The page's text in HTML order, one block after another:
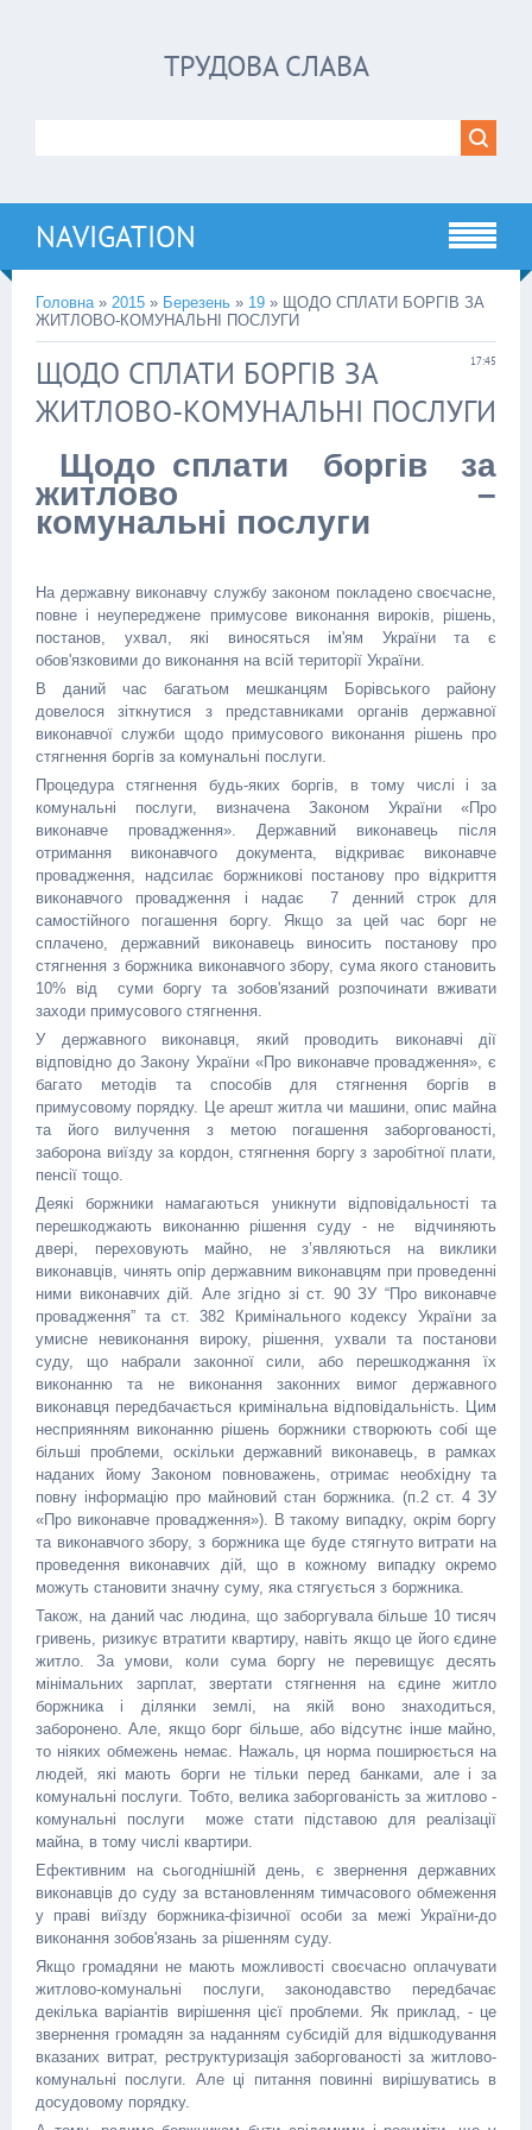
ТРУДОВА СЛАВА
NAVIGATION
Головна» 2015 » Березень » 19 » ЩОДО СПЛАТИ БОРГІВ ЗА
ЖИТЛОВО-КОМУНАЛЬНІ ПОСЛУГИ
17:45
ЩОДО СПЛАТИ БОРГІВ ЗА
ЖИТЛОВО-КОМУНАЛЬНІ ПОСЛУГИ
Щодо сплати боргів за
житлово –
комунальні послуги
На державну виконавчу службу законом покладено своєчасне,
повне і неупереджене примусове виконання вироків, рішень,
постанов, ухвал, які виносяться ім'ям України та є
обов'язковими до виконання на всій території України.
В даний час багатьом мешканцям Борівського району
довелося зіткнутися з представниками органів державної
виконавчої служби щодо примусового виконання рішень про
стягнення боргів за комунальні послуги.
Процедура стягнення будь-яких боргів, в тому числі і за
комунальні послуги, визначена Законом України «Про
виконавче провадження». Державний виконавець після
отримання виконавчого документа, відкриває виконавче
провадження, надсилає боржникові постанову про відкриття
виконавчого провадження і надає 7 денний строк для
самостійного погашення боргу. Якщо за цей час борг не
сплачено, державний виконавець виносить постанову про
стягнення з боржника виконавчого збору, сума якого становить
10% від суми боргу та зобов'язаний розпочинати вживати
заходи примусового стягнення.
У державного виконавця, який проводить виконавчі дії
відповідно до Закону України «Про виконавче провадження», є
багато методів та способів для стягнення боргів в
примусовому порядку. Це арешт житла чи машини, опис майна
та його вилучення з метою погашення заборгованості,
заборона виїзду за кордон, стягнення боргу з заробітної плати,
пенсії тощо.
Деякі боржники намагаються уникнути відповідальності та
перешкоджають виконанню рішення суду - не відчиняють
двері, переховують майно, не з’являються на виклики
виконавців, чинять опір державним виконавцям при проведенні
ними виконавчих дій. Але згідно зі ст. 90 ЗУ “Про виконавче
провадження” та ст. 382 Кримінального кодексу України за
умисне невиконання вироку, рішення, ухвали та постанови
суду, що набрали законної сили, або перешкоджання їх
виконанню та не виконання законних вимог державного
виконавця передбачається кримінальна відповідальність. Цим
несприянням виконанню рішень боржники створюють собі ще
більші проблеми, оскільки державний виконавець, в рамках
наданих йому Законом повноважень, отримає необхідну та
повну інформацію про майновий стан боржника. (п.2 ст. 4 ЗУ
«Про виконавче провадження»). В такому випадку, окрім боргу
та виконавчого збору, з боржника ще буде стягнуто витрати на
проведення виконавчих дій, що в кожному випадку окремо
можуть становити значну суму, яка стягується з боржника.
Також, на даний час людина, що заборгувала більше 10 тисяч
гривень, ризикує втратити квартиру, навіть якщо це його єдине
житло. За умови, коли сума боргу не перевищує десять
мінімальних зарплат, звертати стягнення на єдине житло
боржника і ділянки землі, на якій воно знаходиться,
заборонено. Але, якщо борг більше, або відсутнє інше майно,
то ніяких обмежень немає. Нажаль, ця норма поширюється на
людей, які мають борги не тільки перед банками, але і за
комунальні послуги. Тобто, велика заборгованість за житлово -
комунальні послуги може стати підставою для реалізації
майна, в тому числі квартири.
Ефективним на сьогоднішній день, є звернення державних
виконавців до суду за встановленням тимчасового обмеження
у праві виїзду боржника-фізичної особи за межі України-до
виконання зобов'язань за рішенням суду.
Якщо громадяни не мають можливості своєчасно оплачувати
житлово-комунальні послуги, законодавство передбачає
декілька варіантів вирішення цієї проблеми. Як приклад, - це
звернення громадян за наданням субсидій для відшкодування
вказаних витрат, реструктуризація заборгованості за житлово-
комунальні послуги. Але ці питання повинні вирішуватись в
досудовому порядку.